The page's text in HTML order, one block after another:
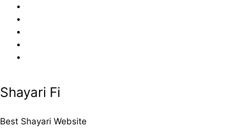
content
Shayari Fi
Best Shayari Website